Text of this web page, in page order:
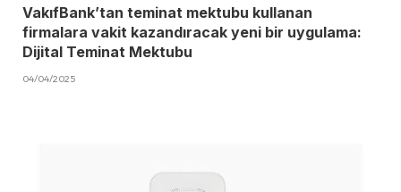
VakıfBank’tan teminat mektubu kullanan
firmalara vakit kazandıracak yeni bir uygulama:
Dijital Teminat Mektubu
04/04/2025